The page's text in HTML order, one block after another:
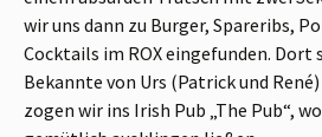
wir uns dann zu Burger, Spareribs,
Cocktails im ROX eingefunden. Dort
Bekannte von Urs (Patrick und
zogen wir ins Irish Pub „The Pub“,